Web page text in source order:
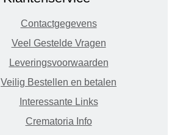
Contactgegevens
Veel Gestelde Vragen
Leveringsvoorwaarden
Veilig Bestellen en betalen
Interessante Links
Crematoria Info